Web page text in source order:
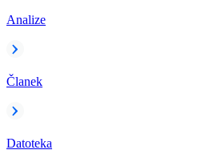
Analize
Članek
Datoteka